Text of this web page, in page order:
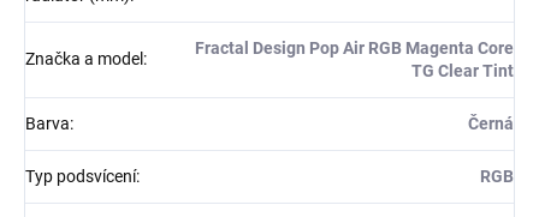
Značka a model :
Fractal Design Pop Air RGB Magenta Core
TG Clear Tint
Barva: Černá
Typ podsvícení: RGB